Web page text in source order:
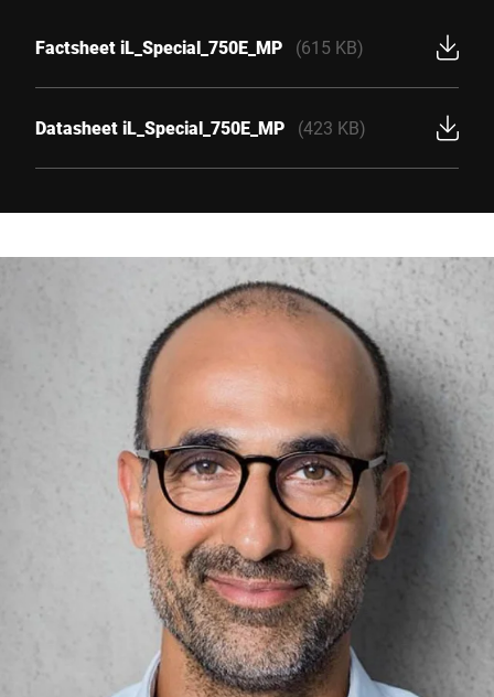
Factsheet iL_Special_750E_MP (615 KB)
Datasheet iL_Special_750E_MP (423 KB)